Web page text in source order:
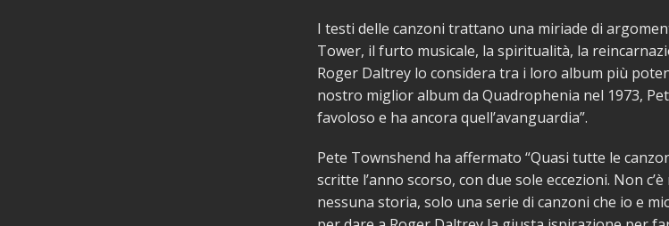
I testi delle canzoni trattano una miriade di
Tower, il furto musicale, la spiritualità, la
Roger Daltrey lo considera tra i loro album più
nostro miglior album da Quadrophenia nel 1973,
favoloso e ha ancora quell’avanguardia”.
Pete Townshend ha affermato “Quasi tutte le
scritte l’anno scorso, con due sole eccezioni. Non
nessuna storia, solo una serie di canzoni che io e